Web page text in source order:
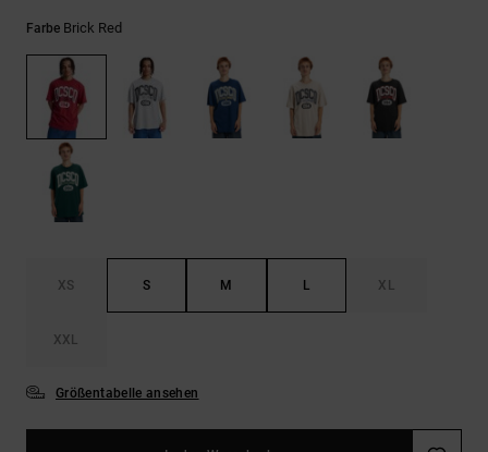
Farbe Brick Red
XS S M L XL
XXL
Größentabelle ansehen